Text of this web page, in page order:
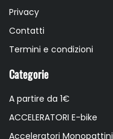
Privacy
Contatti
Termini e condizioni
Categorie
A partire da 1€
ACCELERATORI E-bike
Acceleratori Monopattini